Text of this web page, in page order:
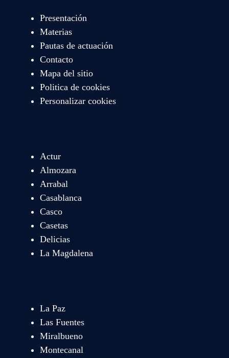
Presentación
Materias
Pautas de actuación
Contacto
Mapa del sitio
Politica de cookies
Personalizar cookies
Actur
Almozara
Arrabal
Casablanca
Casco
Casetas
Delicias
La Magdalena
La Paz
Las Fuentes
Miralbueno
Montecanal